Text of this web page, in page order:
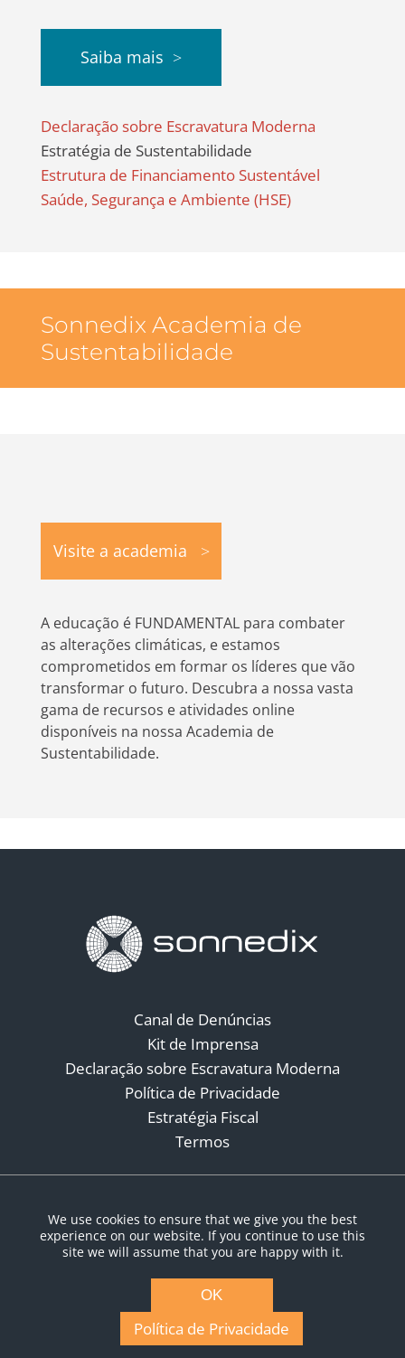
Saiba mais
Declaração sobre Escravatura Moderna
Estratégia de Sustentabilidade
Estrutura de Financiamento Sustentável
Saúde, Segurança e Ambiente (HSE)
Sonnedix Academia de
Sustentabilidade
Visite a academia
A educação é FUNDAMENTAL para combater
as alterações climáticas, e estamos
comprometidos em formar os líderes que vão
transformar o futuro. Descubra a nossa vasta
gama de recursos e atividades online
disponíveis na nossa Academia de
Sustentabilidade.
Canal de Denúncias
Kit de Imprensa
Declaração sobre Escravatura Moderna
Política de Privacidade
Estratégia Fiscal
Termos
We use cookies to ensure that we give you the best
experience on our website. If you continue to use this
site we will assume that you are happy with it.
OK
Política de Privacidade